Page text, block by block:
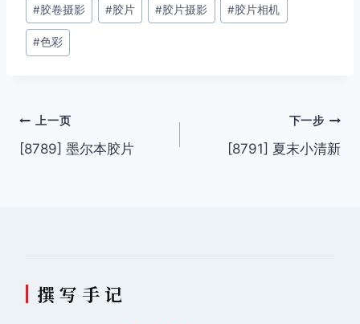
标
签：
#胶卷摄影 #胶片 #胶片摄影 #胶片相机
#色彩
文
章
上一页
[8789] 墨尔本胶片
下一步
[8791] 夏末小清新
撰 写 手 记